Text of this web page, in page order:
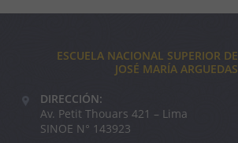
ESCUELA NACIONAL SUPERIOR
JOSÉ MARÍA ARGUEDAS
DIRECCIÓN:
Av. Petit Thouars 421 – Lima
SINOE N° 143923